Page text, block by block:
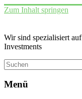
Zum Inhalt springen
Wir sind spezialisiert
Investments
Menü